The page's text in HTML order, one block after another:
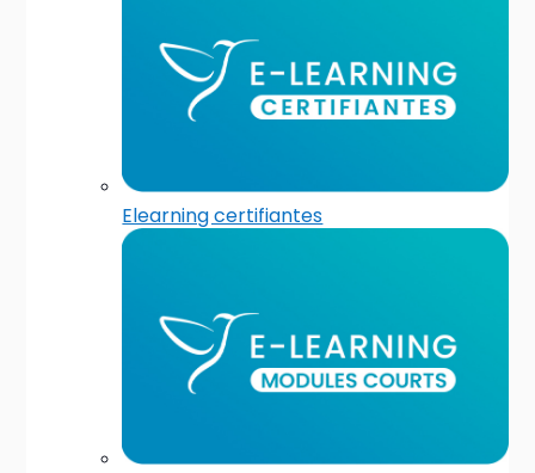
Elearning certifiantes